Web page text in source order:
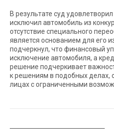
В результате суд
исключил автомобиль из
отсутствие специального
является основанием для его
подчеркнул, что финансовый
исключение автомобиля, а
решение подчеркивает
к решениям в подобных делах,
лицах с ограниченными